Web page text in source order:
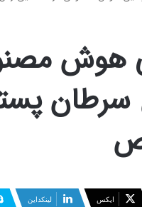
هوش
ایکس لینکداین